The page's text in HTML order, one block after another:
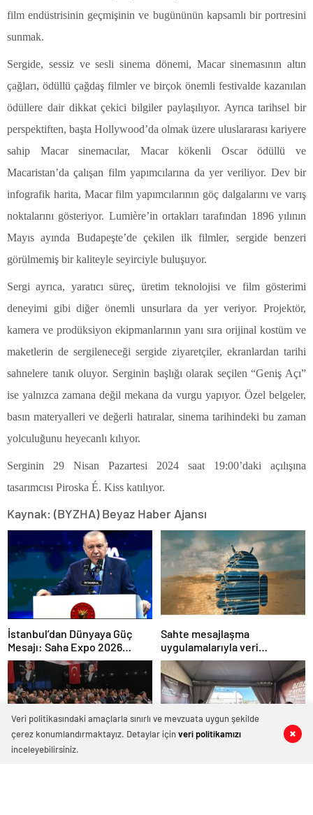
0 0
0 0
0 0
film endüstrisinin geçmişinin ve bugününün kapsamlı bir portresini
sunmak.
Sergide, sessiz ve sesli sinema dönemi, Macar sinemasının altın
çağları, ödüllü çağdaş filmler ve birçok önemli festivalde kazanılan
ödüllere dair dikkat çekici bilgiler paylaşılıyor. Ayrıca tarihsel bir
perspektiften, başta Hollywood’da olmak üzere uluslararası kariyere
sahip Macar sinemacılar, Macar kökenli Oscar ödüllü ve
Macaristan’da çalışan film yapımcılarına da yer veriliyor. Dev bir
infografik harita, Macar film yapımcılarının göç dalgalarını ve varış
noktalarını gösteriyor. Lumière’in ortakları tarafından 1896 yılının
Mayıs ayında Budapeşte’de çekilen ilk filmler, sergide benzeri
görülmemiş bir kaliteyle seyirciyle buluşuyor.
Sergi ayrıca, yaratıcı süreç, üretim teknolojisi ve film gösterimi
deneyimi gibi diğer önemli unsurlara da yer veriyor. Projektör,
kamera ve prodüksiyon ekipmanlarının yanı sıra orijinal kostüm ve
maketlerin de sergileneceği sergide ziyaretçiler, ekranlardan tarihi
sahnelere tanık oluyor. Serginin başlığı olarak seçilen “Geniş Açı”
ise yalnızca zamana değil mekana da vurgu yapıyor. Özel belgeler,
basın materyalleri ve değerli hatıralar, sinema tarihindeki bu zaman
yolculuğunu heyecanlı kılıyor.
Serginin 29 Nisan Pazartesi 2024 saat 19:00’daki açılışına
tasarımcısı Piroska É. Kiss katılıyor.
Kaynak: (BYZHA) Beyaz Haber Ajansı
İstanbul’dan Dünyaya Güç
Mesajı: Saha Expo 2026
Rekorlarla Kapılarını Kapattı
Sahte mesajlaşma
uygulamalarıyla veri
sızdırıyorlar- Haber Şafak
Veri politikasındaki amaçlarla sınırlı ve mevzuata uygun şekilde
çerez konumlandırmaktayız. Detaylar içinveri politikamızı
inceleyebilirsiniz.